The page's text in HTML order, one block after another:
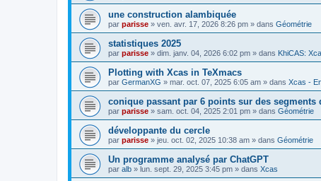
une construction alambiquée
par parisse » ven. avr. 17, 2026 8:26 pm » dans Géométrie
statistiques 2025
par parisse » dim. janv. 04, 2026 6:02 pm » dans KhiCAS:
Plotting with Xcas in TeXmacs
par GermanXG » mar. oct. 07, 2025 6:05 am » dans Xcas -
conique passant par 6 points sur des
par parisse » sam. oct. 04, 2025 2:01 pm » dans Géométrie
développante du cercle
par parisse » jeu. oct. 02, 2025 10:38 am » dans Géométrie
Un programme analysé par ChatGPT
par alb » lun. sept. 29, 2025 3:45 pm » dans Xcas